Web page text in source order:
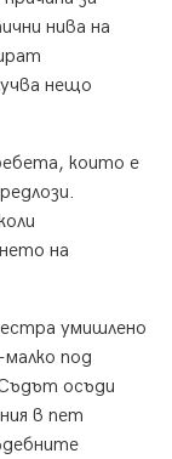
нива на
нещо
които е
на
умишлено
под
осъди
в пет